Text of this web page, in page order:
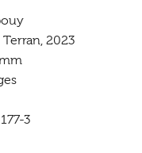
2023
3